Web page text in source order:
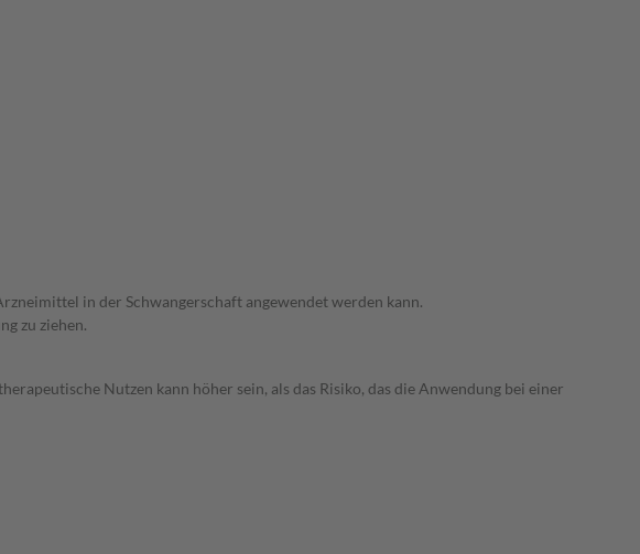
in der Schwangerschaft angewendet werden kann.
zu ziehen.
Nutzen kann höher sein, als das Risiko, das die Anwendung bei einer